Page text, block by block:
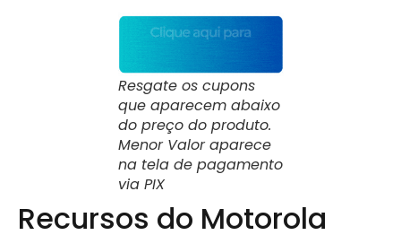
Resgate os cupons
que aparecem abaixo
do preço do produto.
Menor Valor aparece
na tela de pagamento
via PIX
Recursos do Motorola